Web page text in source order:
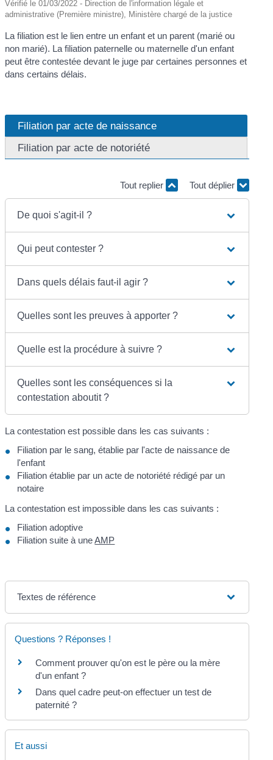
Vérifié le 01/03/2022 - Direction de l'information légale et
administrative (Première ministre), Ministère chargé de la justice
La filiation est le lien entre un enfant et un parent (marié ou
non marié). La filiation paternelle ou maternelle d'un enfant
peut être contestée devant le juge par certaines personnes et
dans certains délais.
Filiation par acte de naissance
Filiation par acte de notoriété
Tout replier Tout déplier
De quoi s'agit-il ?
Qui peut contester ?
Dans quels délais faut-il agir ?
Quelles sont les preuves à apporter ?
Quelle est la procédure à suivre ?
Quelles sont les conséquences si la
contestation aboutit ?
La contestation est possible dans les cas suivants :
Filiation par le sang, établie par l'acte de naissance de
l'enfant
Filiation établie par un acte de notoriété rédigé par un
notaire
La contestation est impossible dans les cas suivants :
Filiation adoptive
Filiation suite à uneAMP
Textes de référence
Questions ? Réponses !
Comment prouver qu'on est le père ou la mère
d'un enfant ?
Dans quel cadre peut-on effectuer un test de
paternité ?
Et aussi